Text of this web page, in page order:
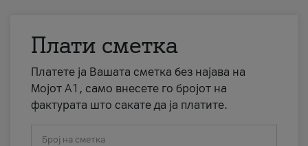
Плати сметка
Платете ја Вашата сметка без најава на
Мојот А1, само внесете го бројот на
фактурата што сакате да ја платите.
Број на сметка